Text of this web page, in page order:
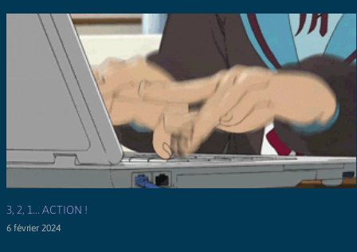
3, 2, 1… ACTION !
6 février 2024